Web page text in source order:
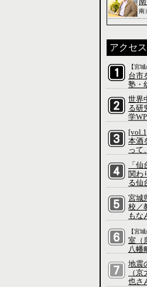
南）
アクセ
【宮城
台市
塾・
の特集
世界
る研
学
もそ
本酒
って
「
関わ
る仙
もそ
宮城
校／
もな
【宮城
室（
八幡
室・
室・
室・
地震
（
也さ